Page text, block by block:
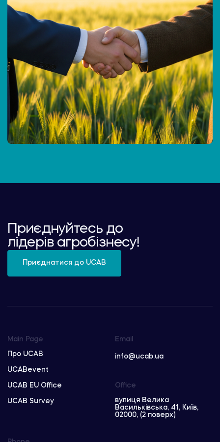
Приєднуйтесь до
лідерів агробізнесу!
Приєднатися до UCAB
Main Page
Про UCAB
UCABevent
UCAB EU Office
UCAB Survey
Email
info@ucab.ua
Office
вулиця Велика
Васильківська, 41, Київ,
02000, (2 поверх)